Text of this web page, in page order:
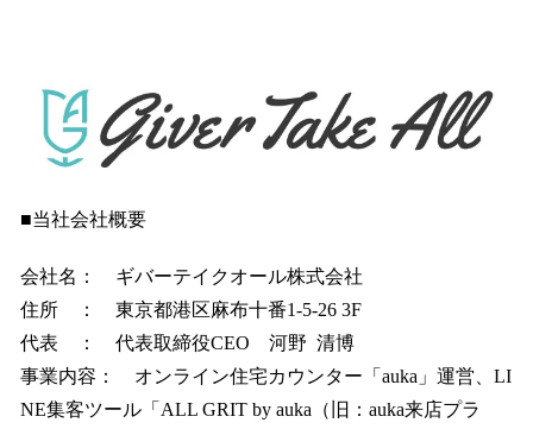
■当社会社概要
会社名： ギバーテイクオール株式会社
住所 ： 東京都港区麻布十番1-5-26 3F
代表 ： 代表取締役CEO 河野 清博
事業内容： オンライン住宅カウンター「auka」運営、LI
NE集客ツール「ALL GRIT by auka（旧：auka来店プラ